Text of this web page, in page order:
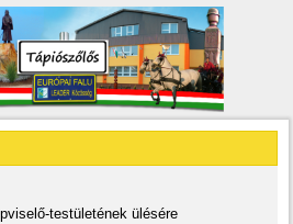
testületének ülésére